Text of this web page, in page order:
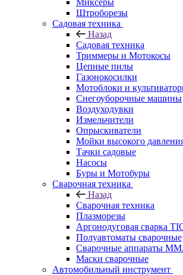
Штроборезы
Садовая техника
Назад
Садовая техника
Триммеры и Мотокосы
Цепные пилы
Газонокосилки
Мотоблоки и
Снегоуборочные машины
Воздуходувки
Измельчители
Опрыскиватели
Мойки высокого
Тачки садовые
Насосы
Буры и Мотобуры
Сварочная техника
Назад
Сварочная техника
Плазморезы
Аргонодуговая сварка
Полуавтоматы сварочные
Сварочные аппараты
Маски сварочные
Автомобильный инструмент